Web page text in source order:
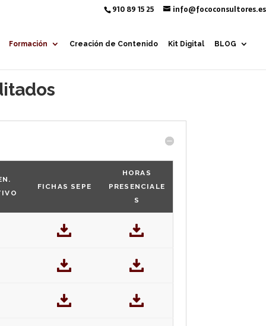
910 89 15 25 info@fococonsultores.es
Formación Creación de Contenido Kit Digital BLOG
FICHAS SEPE
HORAS
PRESENCIALE
S